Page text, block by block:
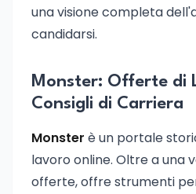
una visione completa
candidarsi.
Monster: Offerte di
Consigli di Carriera
Monster è un portale
lavoro online. Oltre a una
offerte, offre strumenti